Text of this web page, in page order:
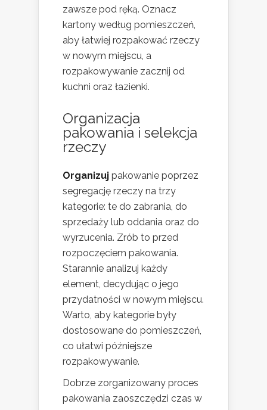
zawsze pod ręką. Oznacz
kartony według pomieszczeń,
aby łatwiej rozpakować rzeczy
w nowym miejscu, a
rozpakowywanie zacznij od
kuchni oraz łazienki.
Organizacja
pakowania i selekcja
rzeczy
Organizuj pakowanie poprzez
segregację rzeczy na trzy
kategorie: te do zabrania, do
sprzedaży lub oddania oraz do
wyrzucenia. Zrób to przed
rozpoczęciem pakowania.
Starannie analizuj każdy
element, decydując o jego
przydatności w nowym miejscu.
Warto, aby kategorie były
dostosowane do pomieszczeń,
co ułatwi późniejsze
rozpakowywanie.
Dobrze zorganizowany proces
pakowania zaoszczędzi czas w